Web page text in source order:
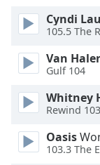
Reset
Close
Modal
dialog
window.
Cyndi
105.5 The
Van
Gulf 104
Whitney
Rewind
Oasis
103.3 The